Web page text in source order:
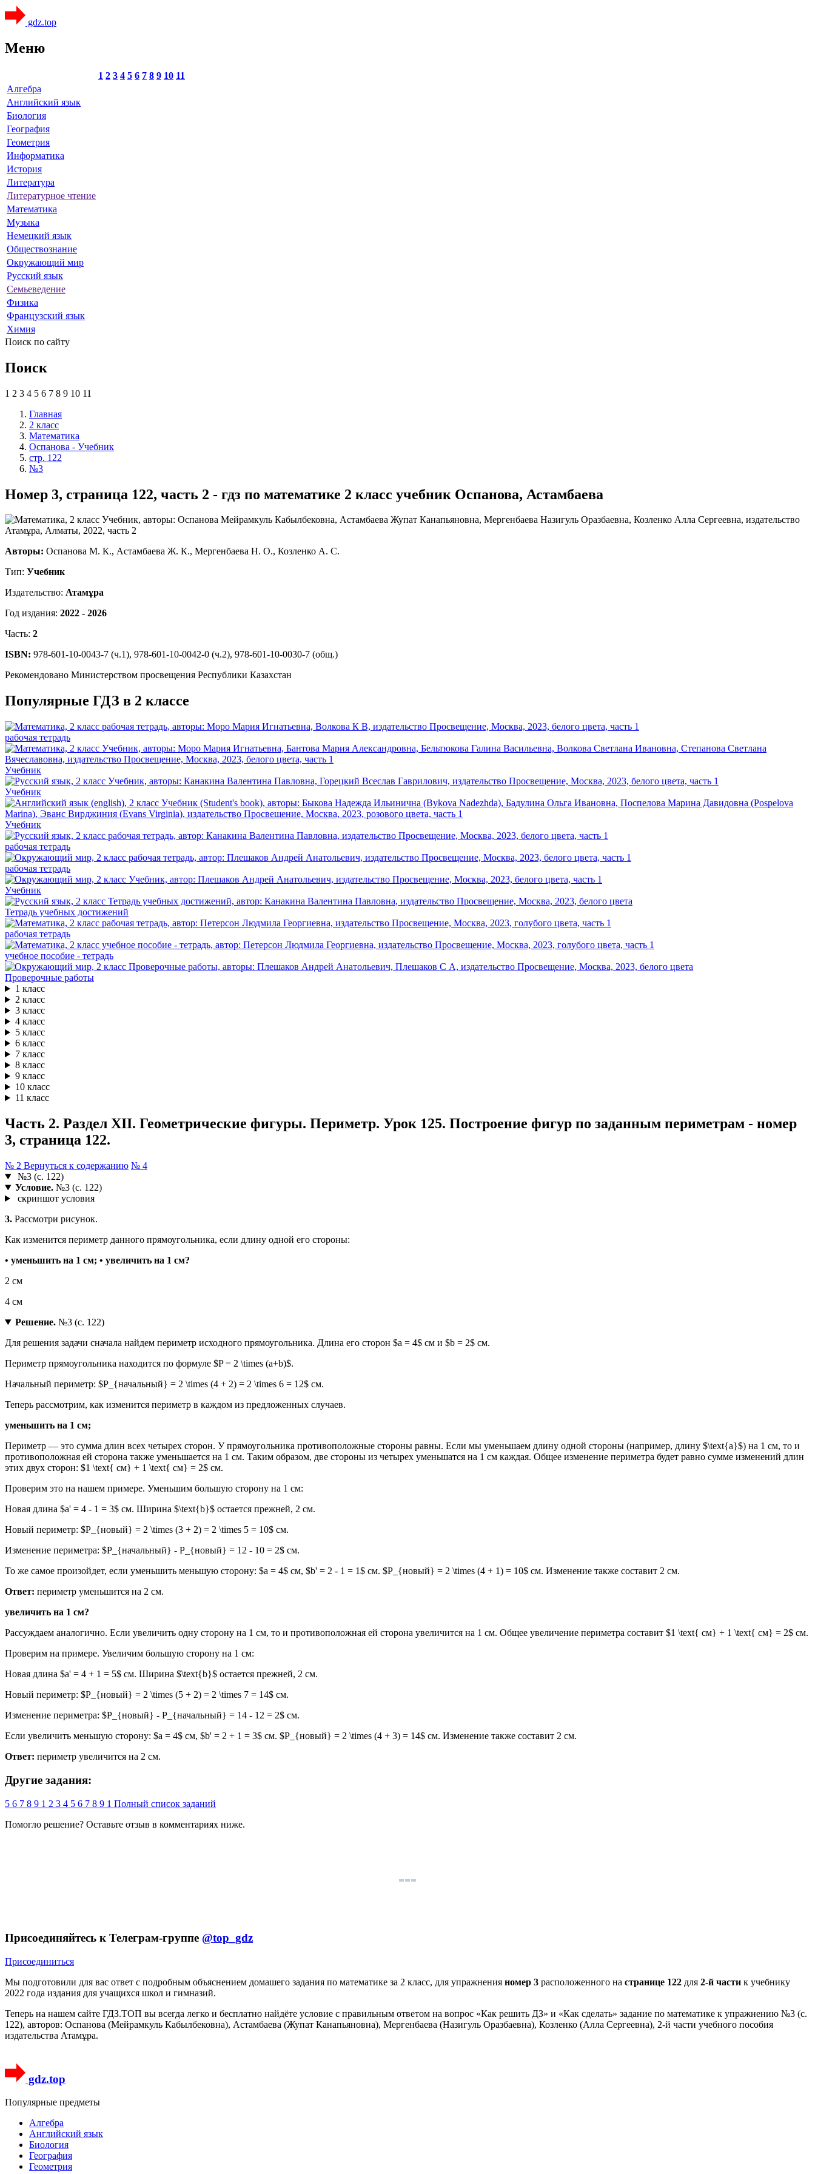
gdz.top
Меню
1 2 3 4 5 6 7 8 9 10 11
Алгебра
Английский язык
Биология
География
Геометрия
Информатика
История
Литература
Литературное чтение
Математика
Музыка
Немецкий язык
Обществознание
Окружающий мир
Русский язык
Семьеведение
Физика
Французский язык
Химия
Поиск по сайту
Поиск
1 2 3 4 5 6 7 8 9 10 11
Главная
2 класс
Математика
Оспанова - Учебник
стр. 122
№3
Номер 3, страница 122, часть 2 - гдз по математике 2 класс учебник Оспанова, Астамбаева
Авторы: Оспанова М. К., Астамбаева Ж. К., Мергенбаева Н. О., Козленко А. С.
Тип: Учебник
Издательство: Атамұра
Год издания: 2022 - 2026
Часть: 2
ISBN: 978-601-10-0043-7 (ч.1), 978-601-10-0042-0 (ч.2), 978-601-10-0030-7 (общ.)
Рекомендовано Министерством просвещения Республики Казахстан
Популярные ГДЗ в 2 классе
рабочая тетрадь
Учебник
Учебник
Учебник
рабочая тетрадь
рабочая тетрадь
Учебник
Тетрадь учебных достижений
рабочая тетрадь
учебное пособие - тетрадь
Проверочные работы
1 класс
2 класс
3 класс
4 класс
5 класс
6 класс
7 класс
8 класс
9 класс
10 класс
11 класс
Часть 2. Раздел XII. Геометрические фигуры. Периметр. Урок 125. Построение фигур по заданным периметрам - номер
3, страница 122.
№ 2 Вернуться к содержанию № 4
№3 (с. 122)
Условие.№3 (с. 122)
скриншот условия
3. Рассмотри рисунок.
Как изменится периметр данного прямоугольника, если длину одной его стороны:
• уменьшить на 1 см; • увеличить на 1 см?
2 см
4 см
Решение.№3 (с. 122)
Для решения задачи сначала найдем периметр исходного прямоугольника. Длина его сторон $a = 4$ см и $b = 2$ см.
Периметр прямоугольника находится по формуле $P = 2 \times (a+b)$.
Начальный периметр: $P_{начальный} = 2 \times (4 + 2) = 2 \times 6 = 12$ см.
Теперь рассмотрим, как изменится периметр в каждом из предложенных случаев.
уменьшить на 1 см;
Периметр — это сумма длин всех четырех сторон. У прямоугольника противоположные стороны равны. Если мы уменьшаем длину одной стороны (например, длину $\text{a}$) на 1 см, то и
противоположная ей сторона также уменьшается на 1 см. Таким образом, две стороны из четырех уменьшатся на 1 см каждая. Общее изменение периметра будет равно сумме изменений длин
этих двух сторон: $1 \text{ см} + 1 \text{ см} = 2$ см.
Проверим это на нашем примере. Уменьшим большую сторону на 1 см:
Новая длина $a' = 4 - 1 = 3$ см. Ширина $\text{b}$ остается прежней, 2 см.
Новый периметр: $P_{новый} = 2 \times (3 + 2) = 2 \times 5 = 10$ см.
Изменение периметра: $P_{начальный} - P_{новый} = 12 - 10 = 2$ см.
То же самое произойдет, если уменьшить меньшую сторону: $a = 4$ см, $b' = 2 - 1 = 1$ см. $P_{новый} = 2 \times (4 + 1) = 10$ см. Изменение также составит 2 см.
Ответ: периметр уменьшится на 2 см.
увеличить на 1 см?
Рассуждаем аналогично. Если увеличить одну сторону на 1 см, то и противоположная ей сторона увеличится на 1 см. Общее увеличение периметра составит $1 \text{ см} + 1 \text{ см} = 2$ см.
Проверим на примере. Увеличим большую сторону на 1 см:
Новая длина $a' = 4 + 1 = 5$ см. Ширина $\text{b}$ остается прежней, 2 см.
Новый периметр: $P_{новый} = 2 \times (5 + 2) = 2 \times 7 = 14$ см.
Изменение периметра: $P_{новый} - P_{начальный} = 14 - 12 = 2$ см.
Если увеличить меньшую сторону: $a = 4$ см, $b' = 2 + 1 = 3$ см. $P_{новый} = 2 \times (4 + 3) = 14$ см. Изменение также составит 2 см.
Ответ: периметр увеличится на 2 см.
Другие задания:
5 6 7 8 9 1 2 3 4 5 6 7 8 9 1 Полный список заданий
Помогло решение? Оставьте отзыв в комментариях ниже.
Присоединяйтесь к Телеграм-группе @top_gdz
Присоединиться
Мы подготовили для вас ответ c подробным объяснением домашего задания по математике за 2 класс, для упражнения номер 3 расположенного на странице 122 для 2-й части к учебнику
2022 года издания для учащихся школ и гимназий.
Теперь на нашем сайте ГДЗ.ТОП вы всегда легко и бесплатно найдёте условие с правильным ответом на вопрос «Как решить ДЗ» и «Как сделать» задание по математике к упражнению №3 (с.
122), авторов: Оспанова (Мейрамкуль Кабылбековна), Астамбаева (Жупат Канапьяновна), Мергенбаева (Назигуль Оразбаевна), Козленко (Алла Сергеевна), 2-й части учебного пособия
издательства Атамұра.
gdz.top
Популярные предметы
Алгебра
Английский язык
Биология
География
Геометрия